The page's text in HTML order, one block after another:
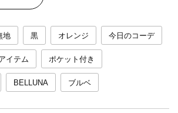
地 黒 オレンジ 今日のコーデ
イテム ポケット付き
BELLUNA ブルベ